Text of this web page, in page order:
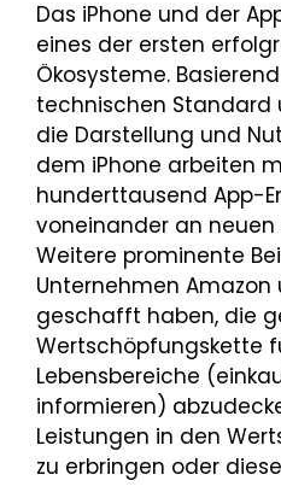
Das iPhone und der
eines der ersten
Ökosysteme.
technischen Standard
die Darstellung und
dem iPhone arbeiten
hunderttausend App-
voneinander an neuen
Weitere prominente
Unternehmen Amazon
geschafft haben, die
Wertschöpfungskette
Lebensbereiche
informieren)
Leistungen in den
zu erbringen oder